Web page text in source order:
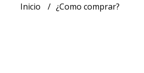
Inicio ¿Como comprar?